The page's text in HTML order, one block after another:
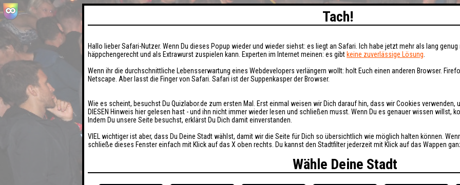
Tach!
Hallo lieber Safari-Nutzer. Wenn Du dieses Popup wieder und wieder siehst: es liegt an Safari. Ich habe jetzt mehr als lang
häppchengerecht und als Extrawurst zuspielen kann. Experten im Internet meinen: es gibt keine zuverlässige Lösung
Wenn ihr die durchschnittliche Lebensserwartung eines Webdevelopers verlängern wollt: holt Euch einen anderen Browser.
Netscape. Aber lasst die Finger von Safari. Safari ist der Suppenkasper der Browser.
Wie es scheint, besuchst Du Quizlabor.de zum ersten Mal. Erst einmal weisen wir Dich darauf hin, dass wir Cookies
DIESEN Hinweis hier gelesen hast - und ihn nicht immer wieder lesen und schließen musst. Wenn Du es genauer wissen willst,
Indem Du unsere Seite besuchst, erklärst Du Dich damit einverstanden.
VIEL wichtiger ist aber, dass Du Deine Stadt wählst, damit wir die Seite für Dich so übersichtlich wie möglich halten können.
schließe dieses Fenster einfach mit Klick auf das X oben rechts. Du kannst den Stadtfilter jederzeit mit Klick auf das Wappen
Wähle Deine Stadt